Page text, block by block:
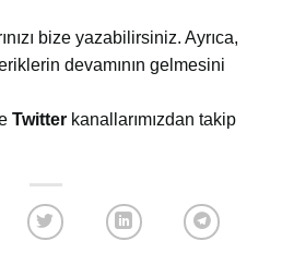
bize yazabilirsiniz. Ayrıca,
devamının gelmesini
Twitter kanallarımızdan takip